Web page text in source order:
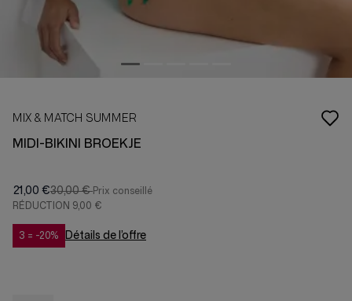
MIX & MATCH SUMMER
MIDI-BIKINI BROEKJE
21,00 €30,00 €
RÉDUCTION 9,00 €
3 = -20% Détails de l’offre